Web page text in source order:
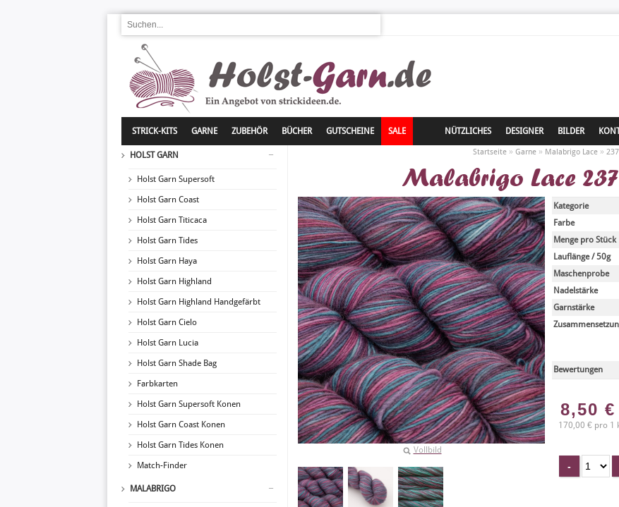
STRICK-KITS GARNE ZUBEHÖR BÜCHER GUTSCHEINE SALE NÜTZLICHES DESIGNER BILDER
HOLST GARN
Holst Garn Supersoft
Holst Garn Coast
Holst Garn Titicaca
Holst Garn Tides
Holst Garn Haya
Holst Garn Highland
Holst Garn Highland Handgefärbt
Holst Garn Cielo
Holst Garn Lucia
Holst Garn Shade Bag
Farbkarten
Holst Garn Supersoft Konen
Holst Garn Coast Konen
Holst Garn Tides Konen
Match-Finder
MALABRIGO
Startseite» Garne» Malabrigo Lace»
Malabrigo Lace
Vollbild
Kategorie
Farbe
Menge pro Stück
Lauflänge / 50g
Maschenprobe
Nadelstärke
Garnstärke
Bewertungen
8,50 €
170,00 € pro 1